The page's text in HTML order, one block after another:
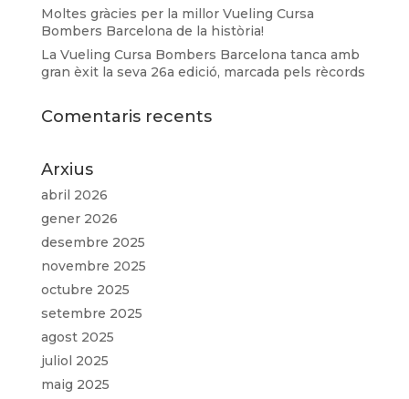
Moltes gràcies per la millor Vueling Cursa
Bombers Barcelona de la història!
La Vueling Cursa Bombers Barcelona tanca amb
gran èxit la seva 26a edició, marcada pels rècords
Comentaris recents
Arxius
abril 2026
gener 2026
desembre 2025
novembre 2025
octubre 2025
setembre 2025
agost 2025
juliol 2025
maig 2025